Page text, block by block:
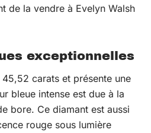
de la vendre à Evelyn Walsh
exceptionnelles
carats et présente une
bleue intense est due à la
bore. Ce diamant est aussi
rouge sous lumière